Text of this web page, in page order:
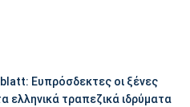
Ευπρόσδεκτες οι ξένες
ελληνικά τραπεζικά ιδρύματα